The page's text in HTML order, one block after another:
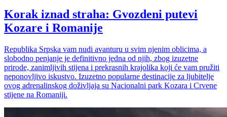
Korak iznad straha: Gvozdeni putevi
Kozare i Romanije
Republika Srpska vam nudi avanturu u svim njenim oblicima, a
slobodno penjanje je definitivno jedna od njih, zbog izuzetne
prirode, zanimljivih stijena i prekrasnih krajolika koji će vam pružiti
neponovljivo iskustvo. Izuzetno popularne destinacije za ljubitelje
ovog adrenalinskog doživljaja su Nacionalni park Kozara i Crvene
stijene na Romaniji.